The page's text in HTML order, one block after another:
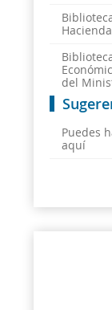
Hacienda
del
Puedes
aquí